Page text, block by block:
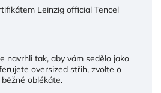
Leinzig official Tencel
navrhli tak, aby vám sedělo jako
oversized střih, zvolte o
oblékáte.